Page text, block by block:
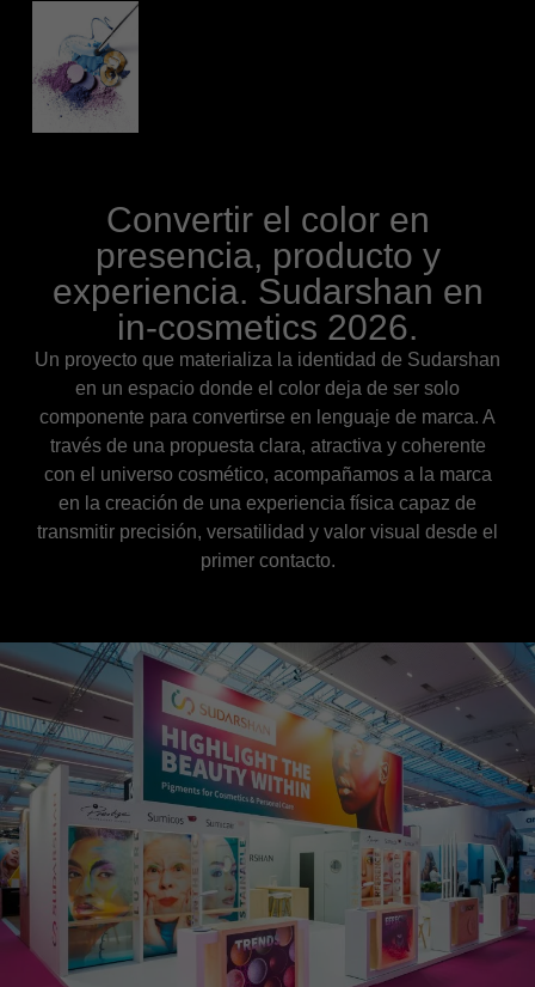
Convertir el color en
presencia, producto y
experiencia. Sudarshan en
in-cosmetics 2026.
Un proyecto que materializa la identidad de Sudarshan
en un espacio donde el color deja de ser solo
componente para convertirse en lenguaje de marca. A
través de una propuesta clara, atractiva y coherente
con el universo cosmético, acompañamos a la marca
en la creación de una experiencia física capaz de
transmitir precisión, versatilidad y valor visual desde el
primer contacto.